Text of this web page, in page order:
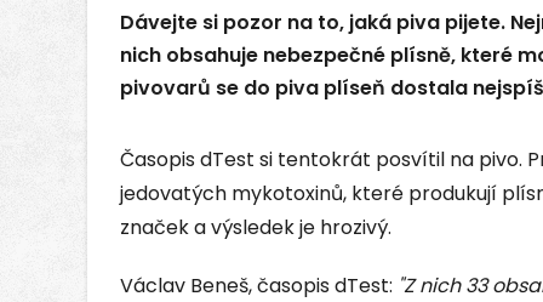
Dávejte si pozor na to, jaká piva pijete.
nich obsahuje nebezpečné plísně, které
pivovarů se do piva plíseň dostala
Časopis dTest si tentokrát posvítil na pivo.
jedovatých mykotoxinů, které produkují
značek a výsledek je hrozivý.
Václav Beneš, časopis dTest: "Z nich 33